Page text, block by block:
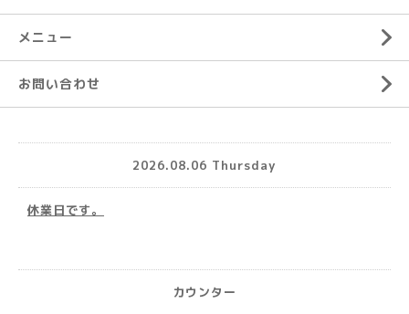
メニュー
お問い合わせ
2026.08.06 Thursday
休業日です。
カウンター